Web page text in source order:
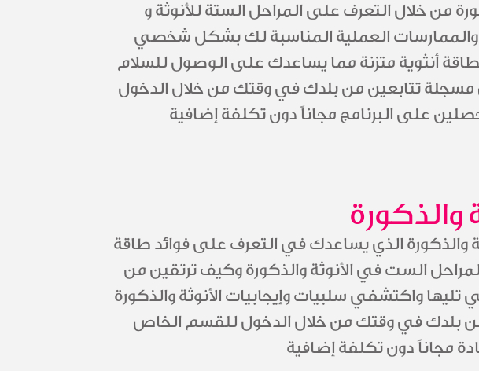
من خلال التعرف على المراحل الستة للأنوثة و
والممارسات العملية المناسبة لك بشكل شخصي
لطاقة أنثوية متزنة مما يساعدك على الوصول للسلام
مسجلة تتابعين من بلدك في وقتك من خلال الدخول
على البرنامج مجاناً دون تكلفة إضافية
والذكورة
الذي يساعدك في التعرف على فوائد طاقة
الست في الأنوثة والذكورة وكيف ترتقين من
تليها واكتشفي سلبيات وإيجابيات الأنوثة والذكورة
بلدك في وقتك من خلال الدخول للقسم الخاص
مجاناً دون تكلفة إضافية